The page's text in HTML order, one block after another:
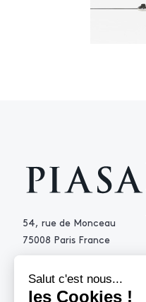
54, rue de Monceau
75008 Paris France
contact@piasa.fr